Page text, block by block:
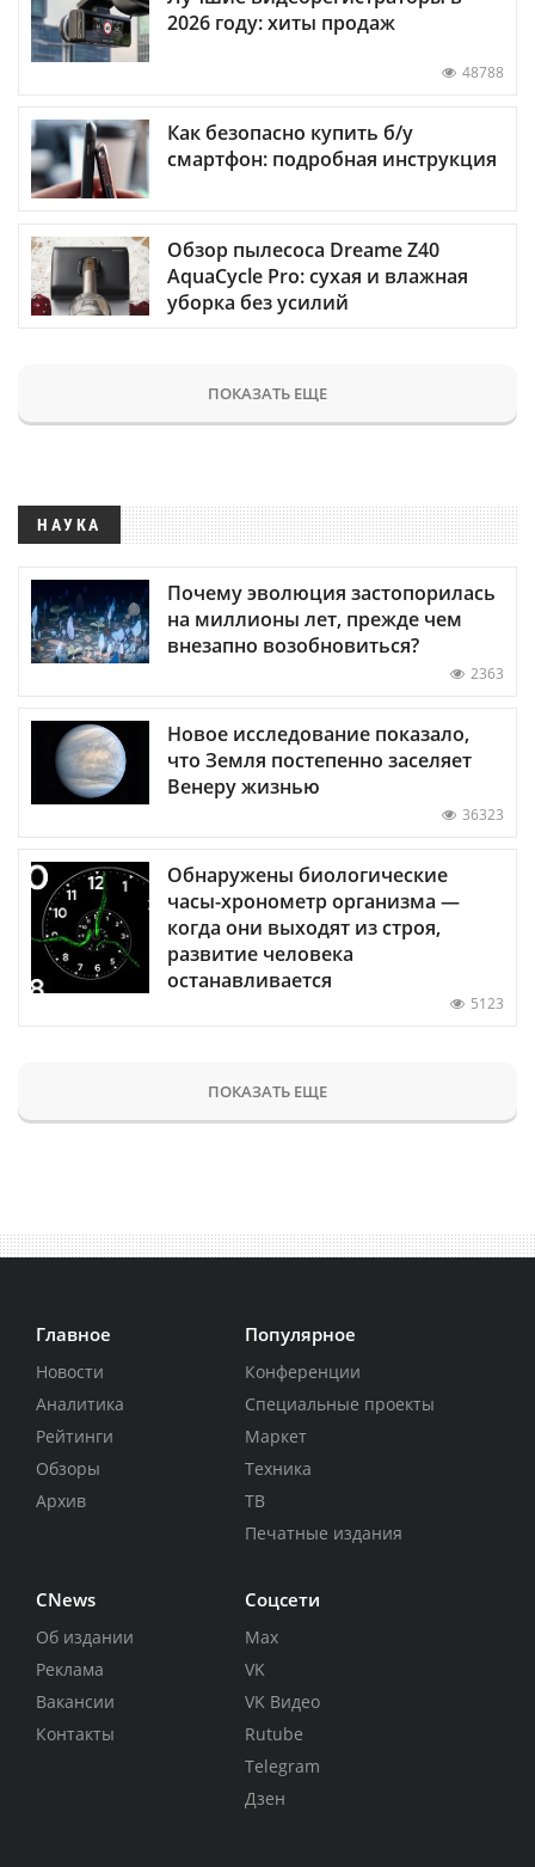
2026 году: хиты продаж
48788
Как безопасно купить б/у
смартфон: подробная инструкция
Обзор пылесоса Dreame Z40
AquaCycle Pro: сухая и влажная
уборка без усилий
ПОКАЗАТЬ ЕЩЕ
НАУКА
Почему эволюция застопорилась
на миллионы лет, прежде чем
внезапно возобновиться?
2363
Новое исследование показало,
что Земля постепенно заселяет
Венеру жизнью
36323
Обнаружены биологические
часы-хронометр организма —
когда они выходят из строя,
развитие человека
останавливается
5123
ПОКАЗАТЬ ЕЩЕ
Главное
Новости
Аналитика
Рейтинги
Обзоры
Архив
Популярное
Конференции
Специальные проекты
Маркет
Техника
ТВ
Печатные издания
CNews
Об издании
Реклама
Вакансии
Контакты
Соцсети
Max
VK
VK Видео
Rutube
Telegram
Дзен